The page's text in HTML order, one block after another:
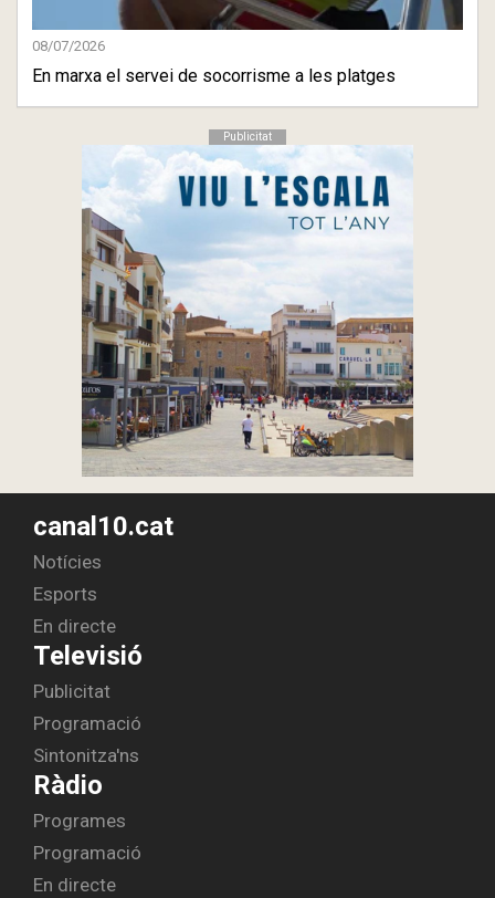
08/07/2026
En marxa el servei de socorrisme a les platges
Publicitat
canal10.cat
Notícies
Esports
En directe
Televisió
Publicitat
Programació
Sintonitza'ns
Ràdio
Programes
Programació
En directe